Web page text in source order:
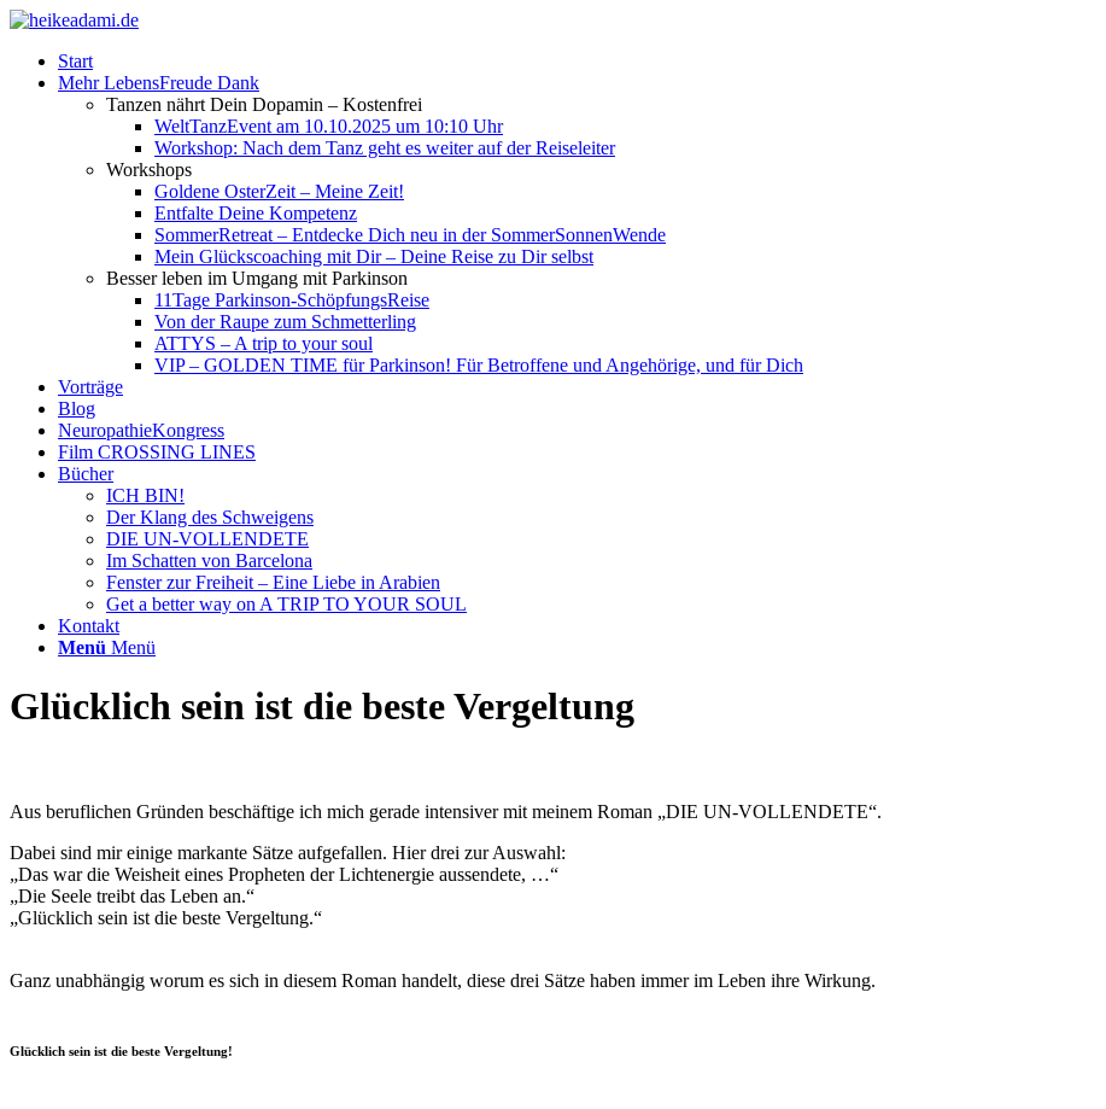
Start
Mehr LebensFreude Dank
Tanzen nährt Dein Dopamin – Kostenfrei
WeltTanzEvent am 10.10.2025 um 10:10 Uhr
Workshop: Nach dem Tanz geht es weiter auf der Reiseleiter
Workshops
Goldene OsterZeit – Meine Zeit!
Entfalte Deine Kompetenz
SommerRetreat – Entdecke Dich neu in der SommerSonnenWende
Mein Glückscoaching mit Dir – Deine Reise zu Dir selbst
Besser leben im Umgang mit Parkinson
11Tage Parkinson-SchöpfungsReise
Von der Raupe zum Schmetterling
ATTYS – A trip to your soul
VIP – GOLDEN TIME für Parkinson! Für Betroffene und Angehörige, und für Dich
Vorträge
Blog
NeuropathieKongress
Film CROSSING LINES
Bücher
ICH BIN!
Der Klang des Schweigens
DIE UN-VOLLENDETE
Im Schatten von Barcelona
Fenster zur Freiheit – Eine Liebe in Arabien
Get a better way on A TRIP TO YOUR SOUL
Kontakt
Menü Menü
Glücklich sein ist die beste Vergeltung
Aus beruflichen Gründen beschäftige ich mich gerade intensiver mit meinem Roman „DIE UN-VOLLENDETE“.
Dabei sind mir einige markante Sätze aufgefallen. Hier drei zur Auswahl:
„Das war die Weisheit eines Propheten der Lichtenergie aussendete, …“
„Die Seele treibt das Leben an.“
„Glücklich sein ist die beste Vergeltung.“
Ganz unabhängig worum es sich in diesem Roman handelt, diese drei Sätze haben immer im Leben ihre Wirkung.
Glücklich sein ist die beste Vergeltung!